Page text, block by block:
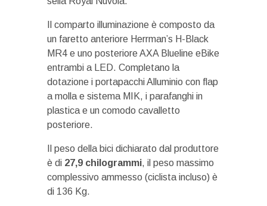
Il comparto illuminazione è composto da
un faretto anteriore Herrman’s H-Black
MR4 e uno posteriore AXA Blueline eBike
entrambi a LED. Completano la
dotazione i portapacchi Alluminio con flap
a molla e sistema MIK, i parafanghi in
plastica e un comodo cavalletto
posteriore.
Il peso della bici dichiarato dal produttore
è di 27,9 chilogrammi, il peso massimo
complessivo ammesso (ciclista incluso) è
di 136 Kg.